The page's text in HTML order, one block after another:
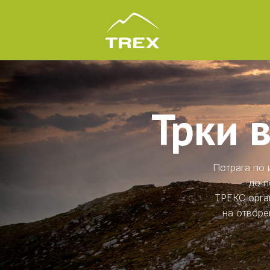
Трки
Потрага по
до
ТРЕКС
на